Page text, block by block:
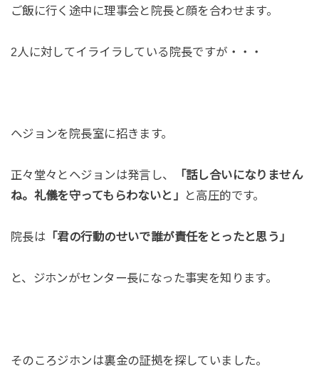
ご飯に行く途中に理事会と院長と顔を合わせます。
2人に対してイライラしている院長ですが・・・
ヘジョンを院長室に招きます。
正々堂々とヘジョンは発言し、
「話し合いになりません
ね。礼儀を守ってもらわないと」
と高圧的です。
院長は 「君の行動のせいで誰が責任をとったと思う」
と、ジホンがセンター長になった事実を知ります。
そのころジホンは裏金の証拠を探していました。